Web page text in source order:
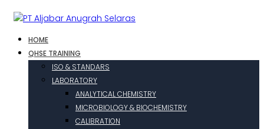
HOME
QHSE TRAINING
ISO & STANDARS
LABORATORY
ANALYTICAL CHEMISTRY
MICROBIOLOGY & BIOCHEMISTRY
CALIBRATION